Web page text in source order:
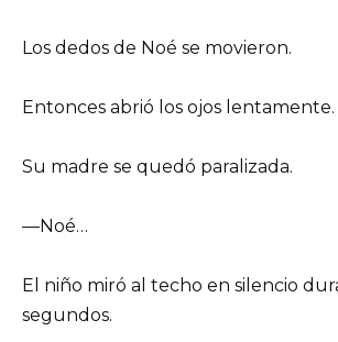
Los dedos de Noé se movieron.
Entonces abrió los ojos lentamente.
Su madre se quedó paralizada.
—Noé…
El niño miró al techo en silencio
segundos.